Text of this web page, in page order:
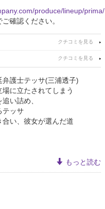
produce/lineup/prima/
確認ください。
護士テッサ(三浦透子)
に立たされてしまう
い詰め、
テッサ
い、彼女が選んだ道
もっと読む